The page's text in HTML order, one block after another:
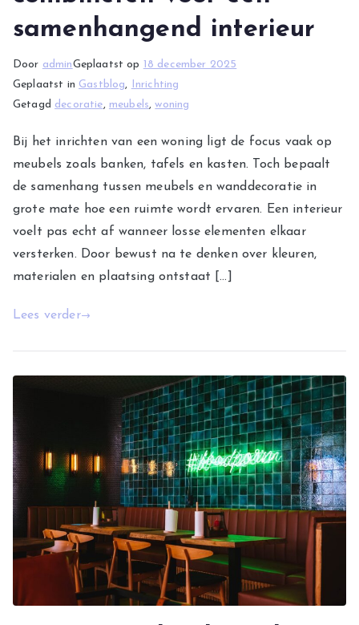
samenhangend interieur
Door adminGeplaatst op 18 december 2025
Geplaatst in Gastblog, Inrichting
Getagd decoratie, meubels,woning
Bij het inrichten van een woning ligt de focus vaak op
meubels zoals banken, tafels en kasten. Toch bepaalt
de samenhang tussen meubels en wanddecoratie in
grote mate hoe een ruimte wordt ervaren. Een interieur
voelt pas echt af wanneer losse elementen elkaar
versterken. Door bewust na te denken over kleuren,
materialen en plaatsing ontstaat […]
Lees verder